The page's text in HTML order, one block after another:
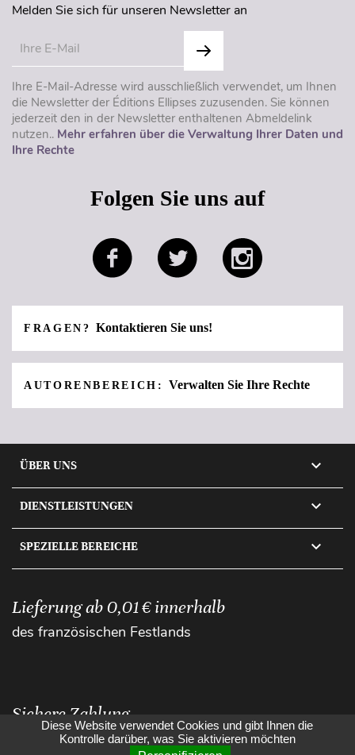
Melden Sie sich für unseren Newsletter an
Ihre E-Mail-Adresse wird ausschließlich verwendet, um Ihnen
die Newsletter der Éditions Ellipses zuzusenden. Sie können
jederzeit den in der Newsletter enthaltenen Abmeldelink
nutzen.. Mehr erfahren über die Verwaltung Ihrer Daten und
Ihre Rechte
Folgen Sie uns auf
FRAGEN?Kontaktieren Sie uns!
AUTORENBEREICH:Verwalten Sie Ihre Rechte
ÜBER UNS 
DIENSTLEISTUNGEN 
SPEZIELLE BEREICHE 
Lieferung ab 0,01 € innerhalb
des französischen Festlands
Sichere Zahlung
Diese Website verwendet Cookies und gibt Ihnen die
Kontrolle darüber, was Sie aktivieren möchten